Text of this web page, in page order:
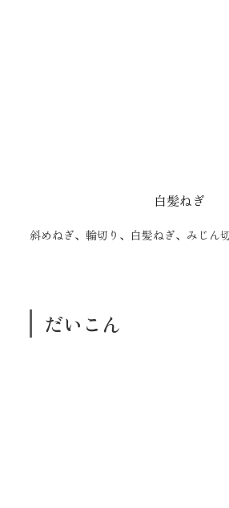
白髪ねぎ
斜めねぎ、輪切り、白髪ねぎ、みじん
だいこん